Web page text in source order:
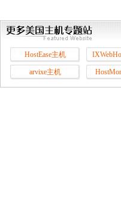
HostEase主机
arvixe主机